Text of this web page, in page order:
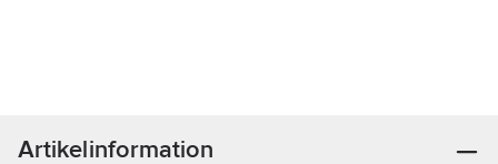
Artikelinformation